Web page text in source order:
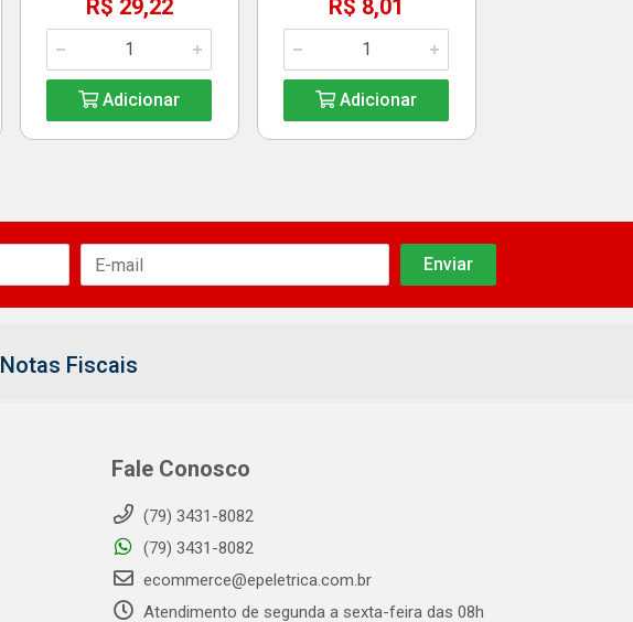
R$ 29,22
Adicionar
R$ 8,01
Adicionar
Notas Fiscais
Fale Conosco
(79) 3431-8082
(79) 3431-8082
ecommerce@epeletrica.com.br
Atendimento de segunda a sexta-feira das 08h